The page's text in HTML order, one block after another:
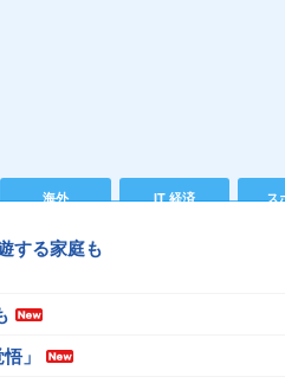
海外 IT 経済 ス
する家庭も
」